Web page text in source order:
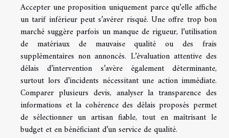
Accepter une proposition uniquement parce qu’elle affiche
un tarif inférieur peut s’avérer risqué. Une offre trop bon
marché suggère parfois un manque de rigueur, l’utilisation
de matériaux de mauvaise qualité ou des frais
supplémentaires non annoncés. L’évaluation attentive des
délais d’intervention s’avère également déterminante,
surtout lors d’incidents nécessitant une action immédiate.
Comparer plusieurs devis, analyser la transparence des
informations et la cohérence des délais proposés permet
de sélectionner un artisan fiable, tout en maîtrisant le
budget et en bénéficiant d’un service de qualité.